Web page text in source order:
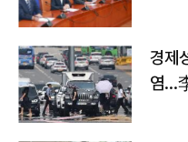
경제
염…